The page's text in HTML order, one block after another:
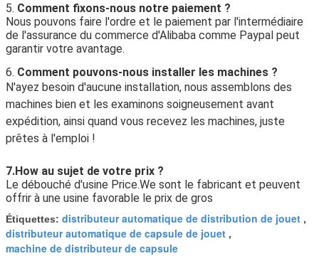
5. Comment fixons-nous notre paiement ?
Nous pouvons faire l'ordre et le paiement par l'intermédiaire
de l'assurance du commerce d'Alibaba comme Paypal peut
garantir votre avantage.
6. Comment pouvons-nous installer les machines ?
N'ayez besoin d'aucune installation, nous assemblons des
machines bien et les examinons soigneusement avant
expédition, ainsi quand vous recevez les machines, juste
prêtes à l'emploi !
7.How au sujet de votre prix ?
Le débouché d'usine Price.We sont le fabricant et peuvent
offrir à une usine favorable le prix de gros
Étiquettes: distributeur automatique de distribution de jouet ,
distributeur automatique de capsule de jouet ,
machine de distributeur de capsule